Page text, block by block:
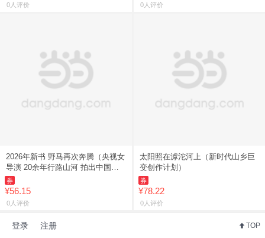
0人评价 0人评价
2026年新书 野马再次奔腾（央视女
导演 20余年行路山河 拍出中国自
然纪录片的奇迹） 上海光启书局
9787545220
券
¥56.15
0人评价
太阳照在滹沱河上（新时代山乡巨
变创作计划）
券
¥78.22
0人评价
登录 注册 TOP